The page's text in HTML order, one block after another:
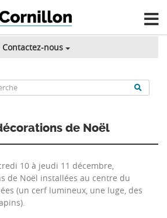
Contactez-nous
de Noël
10 à jeudi 11 décembre,
de Noël installées au centre du
(un cerf lumineux, une luge, des